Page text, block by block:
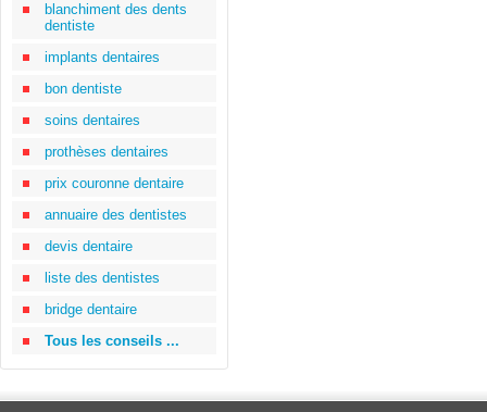
blanchiment des dents
dentiste
implants dentaires
bon dentiste
soins dentaires
prothèses dentaires
prix couronne dentaire
annuaire des dentistes
devis dentaire
liste des dentistes
bridge dentaire
Tous les conseils ...